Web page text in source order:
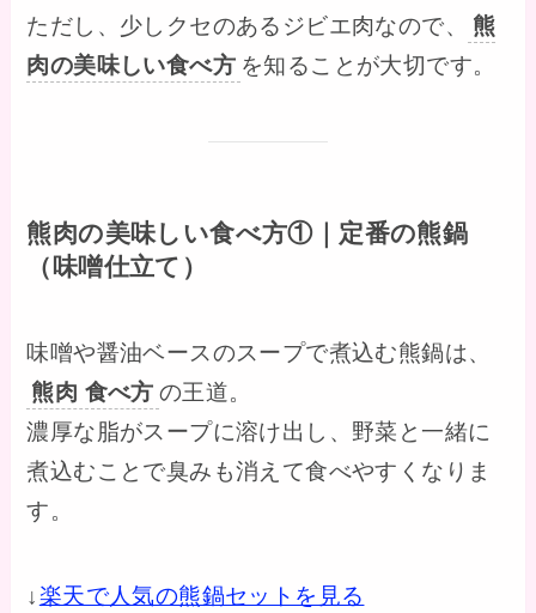
ただし、少しクセのあるジビエ肉なので、
熊
肉の美味しい食べ方 を知ることが大切です。
熊肉の美味しい食べ方①｜定番の熊鍋
（味噌仕立て）
味噌や醤油ベースのスープで煮込む熊鍋は、
熊肉 食べ方 の王道。
濃厚な脂がスープに溶け出し、野菜と一緒に
煮込むことで臭みも消えて食べやすくなりま
す。
↓楽天で人気の熊鍋セットを見る